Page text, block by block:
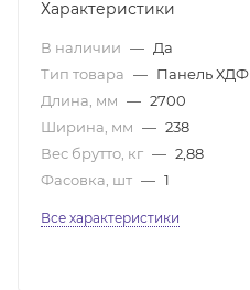
Характеристики
В наличии — Да
Тип товара — Панель ХДФ
Длина, мм — 2700
Ширина, мм — 238
Вес брутто, кг — 2,88
Фасовка, шт — 1
Все характеристики